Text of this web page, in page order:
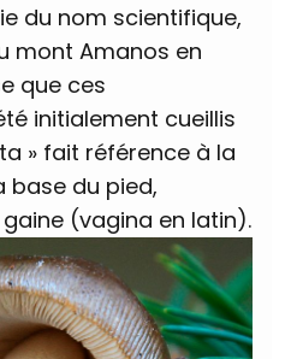
du nom scientifique,
mont Amanos en
que ces
initialement cueillis
» fait référence à la
base du pied,
(vagina en latin).